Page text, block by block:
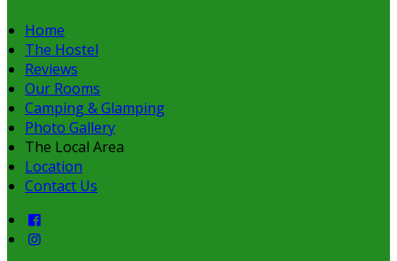
Home
The Hostel
Reviews
Our Rooms
Camping & Glamping
Photo Gallery
The Local Area
Location
Contact Us